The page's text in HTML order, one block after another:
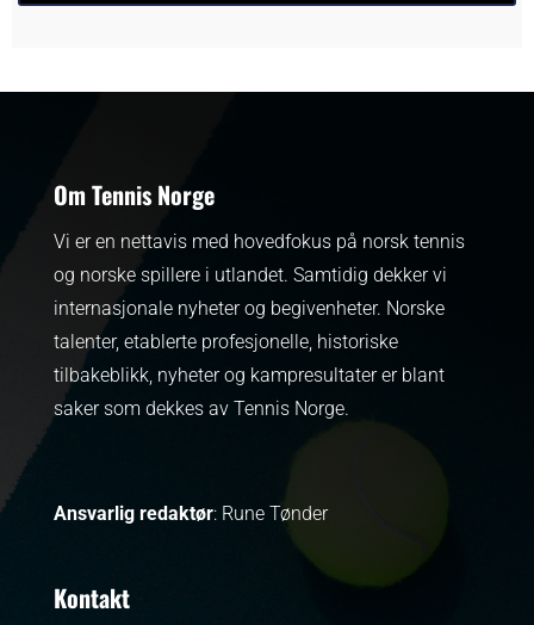
Om Tennis Norge
Vi er en nettavis med hovedfokus på norsk tennis
og norske spillere i utlandet. Samtidig dekker vi
internasjonale nyheter og begivenheter. Norske
talenter, etablerte profesjonelle, historiske
tilbakeblikk, nyheter og kampresultater er blant
saker som dekkes av Tennis Norge.
Ansvarlig redaktør: Rune Tønder
Kontakt